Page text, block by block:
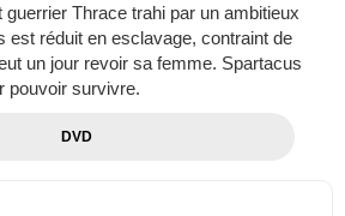
Thrace trahi par un ambitieux
est réduit en esclavage, contraint de
un jour revoir sa femme. Spartacus
pouvoir survivre.
DVD